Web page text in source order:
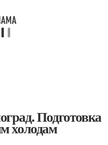
Подготовка
холодам